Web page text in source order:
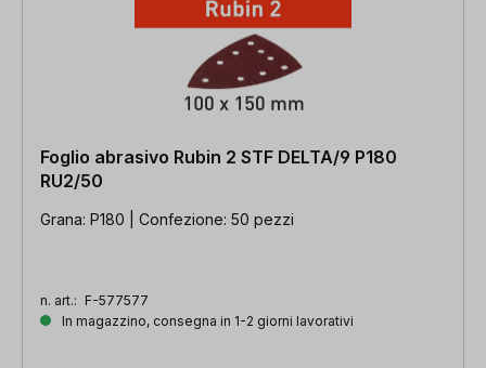
Foglio abrasivo Rubin 2 STF DELTA/9 P180
RU2/50
Grana: P180 | Confezione: 50 pezzi
n. art.: F-577577
In magazzino, consegna in 1-2 giorni lavorativi